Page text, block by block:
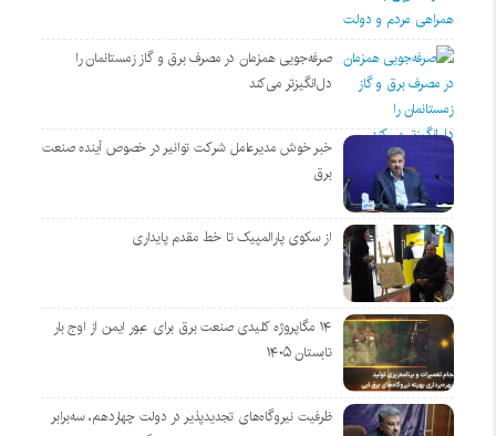
صرفه‌جویی همزمان در مصرف برق و گاز زمستانمان را
دل‌انگیزتر می‌کند
خبر خوش مدیرعامل شرکت توانیر در خصوص آینده صنعت
برق
از سکوی پارالمپیک تا خط مقدم پایداری
۱۴ مگاپروژه‌ کلیدی صنعت برق برای عبور ایمن از اوج بار
تابستان ۱۴۰۵
ظرفیت نیروگاه‌های تجدیدپذیر در دولت چهاردهم، سه‌برابر